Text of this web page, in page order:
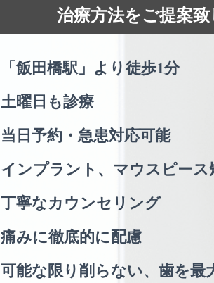
治療方法をご提案
「飯田橋駅」より徒歩1分
土曜日も診療
当日予約・急患対応可能
インプラント、マウスピース
丁寧なカウンセリング
痛みに徹底的に配慮
可能な限り削らない、歯を最